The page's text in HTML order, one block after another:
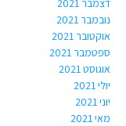
דצמבר 2021
נובמבר 2021
אוקטובר 2021
ספטמבר 2021
אוגוסט 2021
יולי 2021
יוני 2021
מאי 2021